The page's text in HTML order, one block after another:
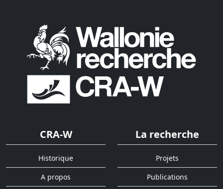
CRA-W
Historique
A propos
La recherche
Projets
Publications